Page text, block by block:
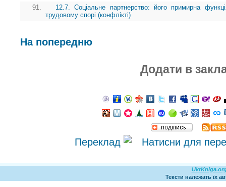
91.
12.7. Соціальне партнерство: його примирна
трудовому спорі (конфлікті)
На попередню
Додати в
Переклад
Тексти належать їх